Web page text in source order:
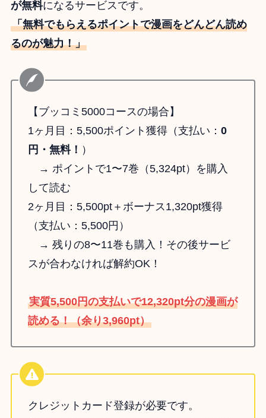
が無料になるサービスです。
「無料でもらえるポイントで漫画をどんどん読め
るのが魅力！」
【ブッコミ5000コースの場合】
1ヶ月目：5,500ポイント獲得（支払い： 0
円・無料！ ）
→ ポイントで1〜7巻（5,324pt）を購入
して読む
2ヶ月目：5,500pt＋ボーナス1,320pt獲得
（支払い：5,500円）
→ 残りの8〜11巻も購入！その後サービ
スが合わなければ解約OK！
実質5,500円の支払いで12,320pt分の漫画が
読める！（余り3,960pt）
クレジットカード登録が必要です。